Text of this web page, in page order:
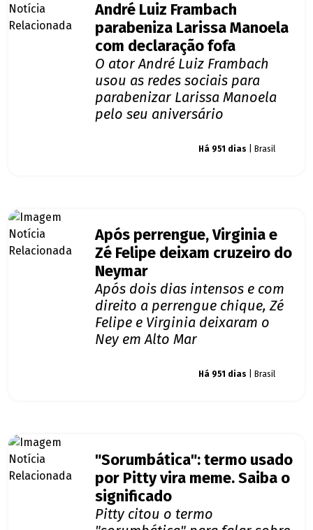
André Luiz Frambach
parabeniza Larissa Manoela
com declaração fofa
O ator André Luiz Frambach
usou as redes sociais para
parabenizar Larissa Manoela
pelo seu aniversário
Há 951 dias | Brasil
Após perrengue, Virginia e
Zé Felipe deixam cruzeiro do
Neymar
Após dois dias intensos e com
direito a perrengue chique, Zé
Felipe e Virginia deixaram o
Ney em Alto Mar
Há 951 dias | Brasil
"Sorumbática": termo usado
por Pitty vira meme. Saiba o
significado
Pitty citou o termo